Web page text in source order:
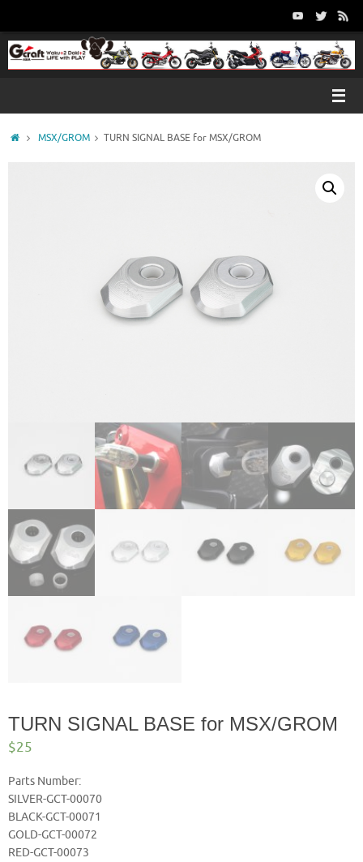
テ
ス
ホ
MSX/GROM TURN SIGNAL BASE for MSX/GROM
TURN SIGNAL BASE for MSX/GROM
$25
Parts Number:
SILVER-GCT-00070
BLACK-GCT-00071
GOLD-GCT-00072
RED-GCT-00073